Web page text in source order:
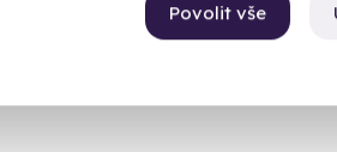
Povolit vše